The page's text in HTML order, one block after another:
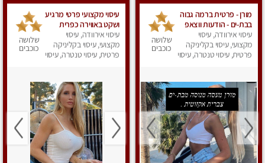
מורן - פרטית ברמה גבוה
בבת-ים - הודעות ווצאפ
בלבד
עיסוי אירוודה, עיסוי
מקצועי, עיסוי בקליניקה
פרטית, עיסוי טנטרה, עיסוי
שלושה
כוכבים
עיסוי מקצועי פרטי מרגיע
ושקט באווירה כפרית
עיסוי אירוודה, עיסוי
מקצועי, עיסוי בקליניקה
פרטית, עיסוי טנטרה, עיסוי
שלושה
כוכבים